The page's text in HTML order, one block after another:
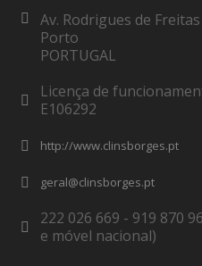
Av. Rodrigues de
Porto
PORTUGAL
Licença de
E106292
http://www.clinsborges.pt
geral@clinsborges.pt
222 026 669 - 919 870
e móvel nacional)